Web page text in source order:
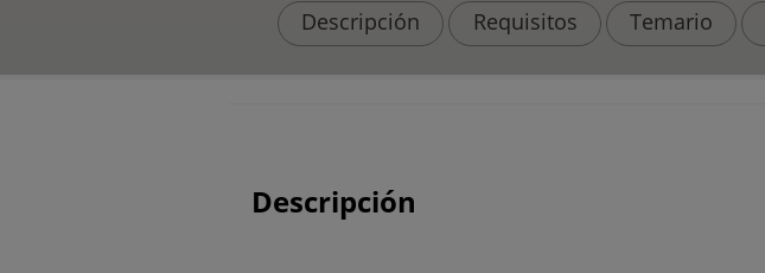
Descripción Requisitos Temario
Descripción